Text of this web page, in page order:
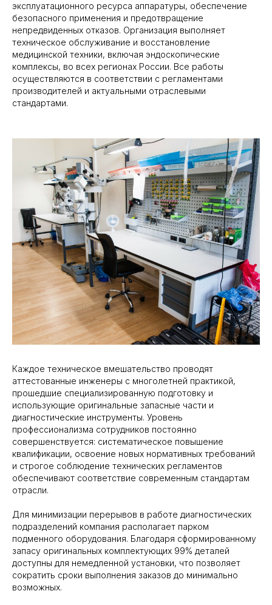
эксплуатационного ресурса аппаратуры, обеспечение
безопасного применения и предотвращение
непредвиденных отказов. Организация выполняет
техническое обслуживание и восстановление
медицинской техники, включая эндоскопические
комплексы, во всех регионах России. Все работы
осуществляются в соответствии с регламентами
производителей и актуальными отраслевыми
стандартами.
Каждое техническое вмешательство проводят
аттестованные инженеры с многолетней практикой,
прошедшие специализированную подготовку и
использующие оригинальные запасные части и
диагностические инструменты. Уровень
профессионализма сотрудников постоянно
совершенствуется: систематическое повышение
квалификации, освоение новых нормативных требований
и строгое соблюдение технических регламентов
обеспечивают соответствие современным стандартам
отрасли.
Для минимизации перерывов в работе диагностических
подразделений компания располагает парком
подменного оборудования. Благодаря сформированному
запасу оригинальных комплектующих 99% деталей
доступны для немедленной установки, что позволяет
сократить сроки выполнения заказов до минимально
возможных.